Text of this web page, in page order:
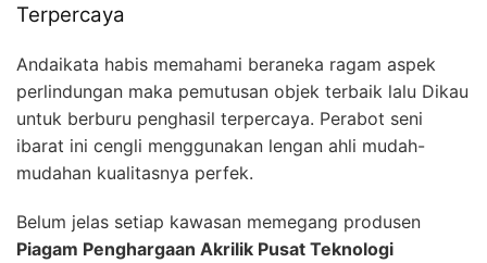
Terpercaya
Andaikata habis memahami beraneka ragam aspek
perlindungan maka pemutusan objek terbaik lalu Dikau
untuk berburu penghasil terpercaya. Perabot seni
ibarat ini cengli menggunakan lengan ahli mudah-
mudahan kualitasnya perfek.
Belum jelas setiap kawasan memegang produsen
Piagam Penghargaan Akrilik Pusat Teknologi